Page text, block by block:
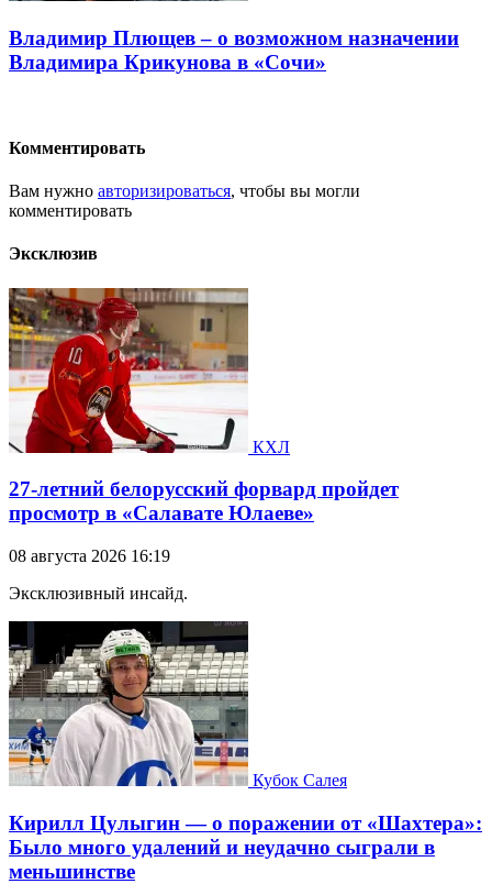
Владимир Плющев – о возможном назначении
Владимира Крикунова в «Сочи»
Комментировать
Вам нужно авторизироваться, чтобы вы могли
комментировать
Эксклюзив
КХЛ
27-летний белорусский форвард пройдет
просмотр в «Салавате Юлаеве»
08 августа 2026 16:19
Эксклюзивный инсайд.
Кубок Салея
Кирилл Цулыгин — о поражении от «Шахтера»:
Было много удалений и неудачно сыграли в
меньшинстве